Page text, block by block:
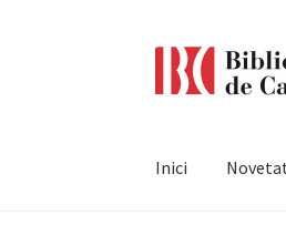
Inici